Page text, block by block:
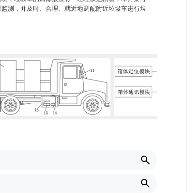
测，并及时、合理、就近地调配附近垃圾车进行垃